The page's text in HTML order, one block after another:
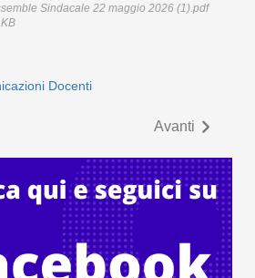
Sindacale 22 maggio 2026 (1).pdf
Docenti
Avanti